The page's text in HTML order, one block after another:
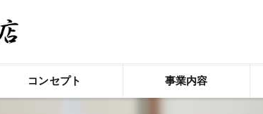
コンセプト 事業内容